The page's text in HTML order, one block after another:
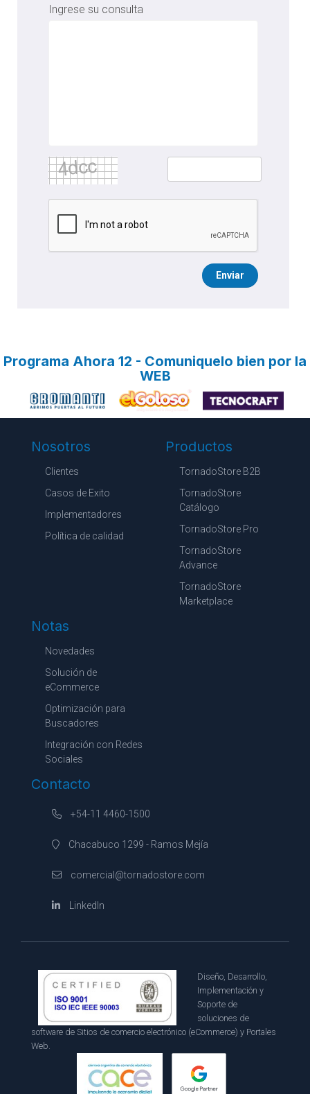
Ingrese su consulta
Enviar
Programa Ahora 12 - Comuniquelo bien por la
WEB
Nosotros
Clientes
Casos de Exito
Implementadores
Política de calidad
Productos
TornadoStore B2B
TornadoStore
Catálogo
TornadoStore Pro
TornadoStore
Advance
TornadoStore
Marketplace
Notas
Novedades
Solución de
eCommerce
Optimización para
Buscadores
Integración con Redes
Sociales
Contacto
+54-11 4460-1500
Chacabuco 1299 - Ramos Mejía
comercial@tornadostore.com
LinkedIn
Diseño, Desarrollo,
Implementación y
Soporte de
soluciones de
software de Sitios de comercio electrónico (eCommerce) y Portales
Web.